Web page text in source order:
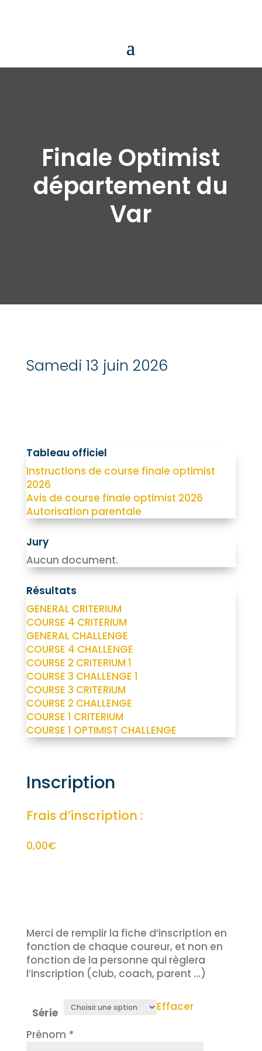
Finale Optimist
département du
Var
Samedi 13 juin 2026
Tableau officiel
Instructions de course finale optimist
2026
Avis de course finale optimist 2026
Autorisation parentale
Jury
Aucun document.
Résultats
GENERAL CRITERIUM
COURSE 4 CRITERIUM
GENERAL CHALLENGE
COURSE 4 CHALLENGE
COURSE 2 CRITERIUM 1
COURSE 3 CHALLENGE 1
COURSE 3 CRITERIUM
COURSE 2 CHALLENGE
COURSE 1 CRITERIUM
COURSE 1 OPTIMIST CHALLENGE
Inscription
Frais d’inscription :
0,00€
Merci de remplir la fiche d’inscription en
fonction de chaque coureur, et non en
fonction de la personne qui règlera
l’inscription (club, coach, parent …)
Série
Effacer
Prénom *